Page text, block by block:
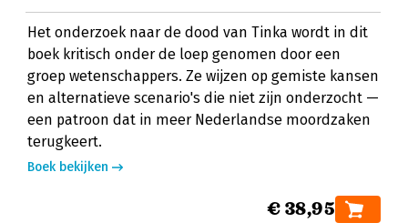
Het onderzoek naar de dood van Tinka wordt in dit
boek kritisch onder de loep genomen door een
groep wetenschappers. Ze wijzen op gemiste kansen
en alternatieve scenario's die niet zijn onderzocht —
een patroon dat in meer Nederlandse moordzaken
terugkeert.
Boek bekijken
€ 38,95